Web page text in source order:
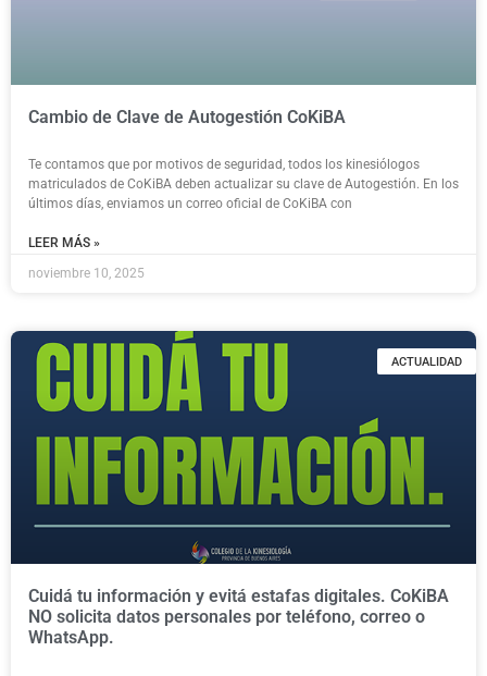
Cambio de Clave de Autogestión CoKiBA
Te contamos que por motivos de seguridad, todos los kinesiólogos
matriculados de CoKiBA deben actualizar su clave de Autogestión. En los
últimos días, enviamos un correo oficial de CoKiBA con
LEER MÁS »
noviembre 10, 2025
ACTUALIDAD
Cuidá tu información y evitá estafas digitales. CoKiBA
NO solicita datos personales por teléfono, correo o
WhatsApp.